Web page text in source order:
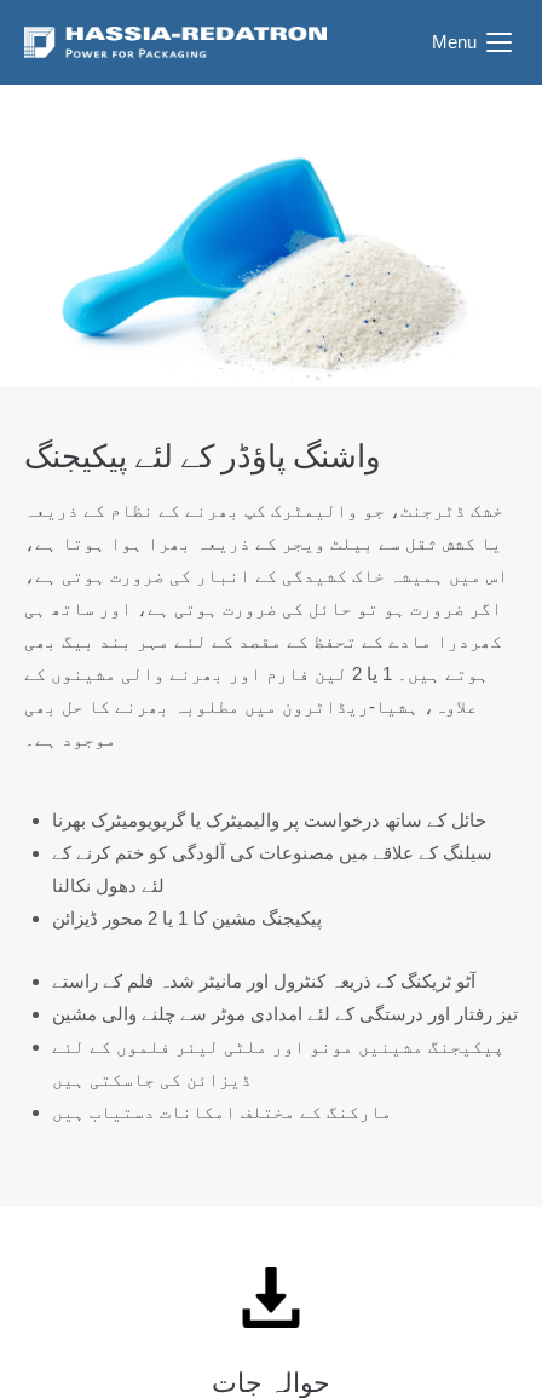
Menu
واشنگ پاؤڈر کے لئے پیکیجنگ
خشک ڈٹرجنٹ، جو والیمٹرک کپ بھرنے کے نظام کے ذریعہ
یا کشش ثقل سے بیلٹ ویجر کے ذریعہ بھرا ہوا ہوتا ہے،
اس میں ہمیشہ خاک کشیدگی کے انبار کی ضرورت ہوتی ہے،
اگر ضرورت ہو تو حائل کی ضرورت ہوتی ہے، اور ساتھ ہی
کھردرا مادے کے تحفظ کے مقصد کے لئے مہر بند بیگ بھی
ہوتے ہیں۔ 1 یا 2 لین فارم اور بھرنے والی مشینوں کے
علاوہ، ہشیا-ریڈاٹرون میں مطلوبہ بھرنے کا حل بھی
موجود ہے۔
حائل کے ساتھ درخواست پر والیمیٹرک یا گریویومیٹرک بھرنا
سیلنگ کے علاقے میں مصنوعات کی آلودگی کو ختم کرنے کے
لئے دھول نکالنا
پیکیجنگ مشین کا 1 یا 2 محور ڈیزائن
آٹو ٹریکنگ کے ذریعہ کنٹرول اور مانیٹر شدہ فلم کے راستے
تیز رفتار اور درستگی کے لئے امدادی موٹر سے چلنے والی مشین
پیکیجنگ مشینیں مونو اور ملٹی لیئر فلموں کے لئے
ڈیزائن کی جاسکتی ہیں
مارکنگ کے مختلف امکانات دستیاب ہیں
حوالہ جات